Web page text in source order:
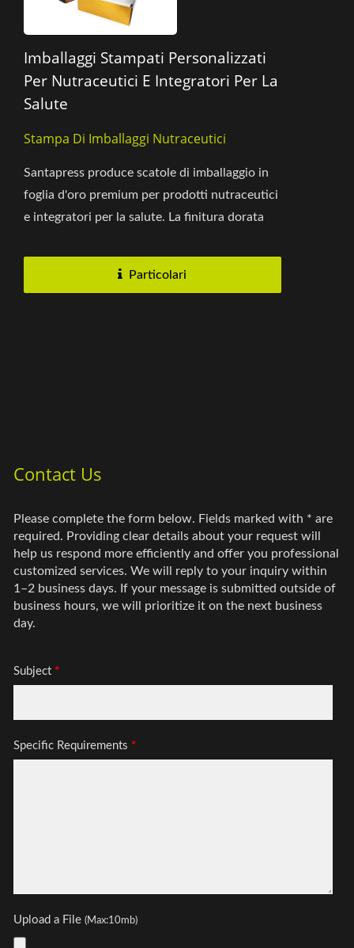
Imballaggi Stampati Personalizzati
Per Nutraceutici E Integratori Per La
Salute
Stampa Di Imballaggi Nutraceutici
Santapress produce scatole di imballaggio in
foglia d'oro premium per prodotti nutraceutici
e integratori per la salute. La finitura dorata
Particolari